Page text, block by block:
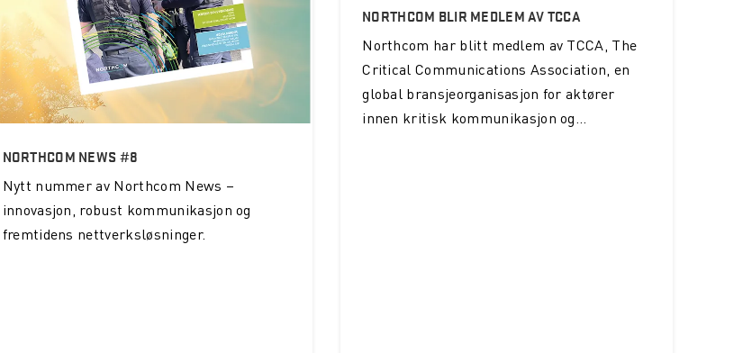
NORTHCOM NEWS #8
Nytt nummer av Northcom News –
innovasjon, robust kommunikasjon og
fremtidens nettverksløsninger.
NORTHCOM BLIR MEDLEM AV TCCA
Northcom har blitt medlem av TCCA, The
Critical Communications Association, en
global bransjeorganisasjon for aktører
innen kritisk kommunikasjon og...